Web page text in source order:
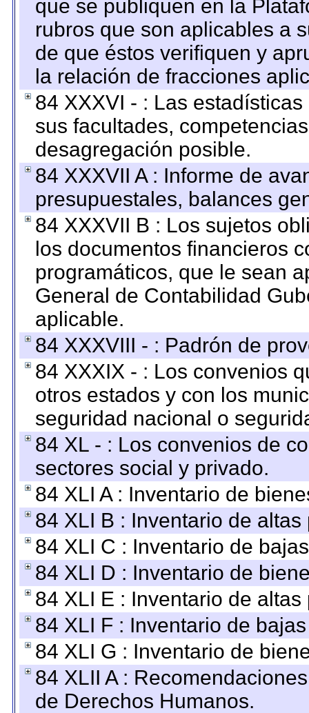
que se publiquen en la
rubros que son aplicables a
de que éstos verifiquen y
la relación de fracciones
84 XXXVI - : Las
sus facultades,
desagregación posible.
84 XXXVII A : Informe de
presupuestales, balances
84 XXXVII B : Los sujetos
los documentos financieros
programáticos, que le sean
General de Contabilidad
aplicable.
84 XXXVIII - : Padrón de
84 XXXIX - : Los convenios
otros estados y con los
seguridad nacional o
84 XL - : Los convenios de
sectores social y privado.
84 XLI A : Inventario de
84 XLI B : Inventario de
84 XLI C : Inventario de
84 XLI D : Inventario de
84 XLI E : Inventario de
84 XLI F : Inventario de
84 XLI G : Inventario de
84 XLII A :
de Derechos Humanos.